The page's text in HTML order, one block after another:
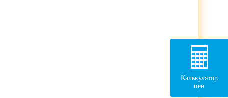
Калькулятор
цен